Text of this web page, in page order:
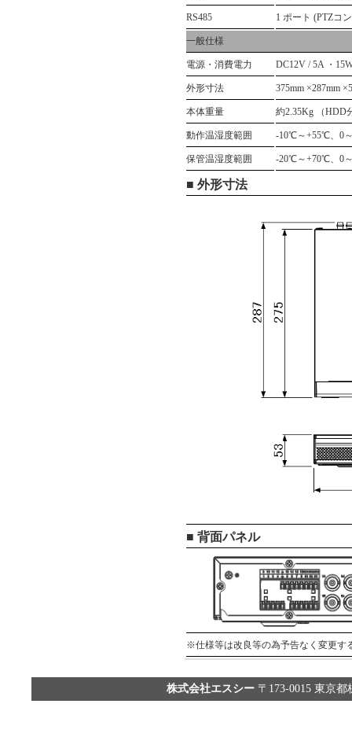
RS485 1 ポート (PTZコ
一般仕様
電源・消費電力 DC12V / 5A ・
外形寸法 375mm ×287mm
本体重量 約2.35Kg （HDD
動作温湿度範囲 -10℃～+55℃、0
保管温湿度範囲 -20℃～+70℃、0
■ 外形寸法
■ 背面パネル
※仕様等は改良等の為予告なく変更す
株式会社エスシー 〒173-0015 東京都